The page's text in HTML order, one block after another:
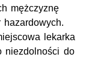
mężczyznę
lekarka
niezdolności do